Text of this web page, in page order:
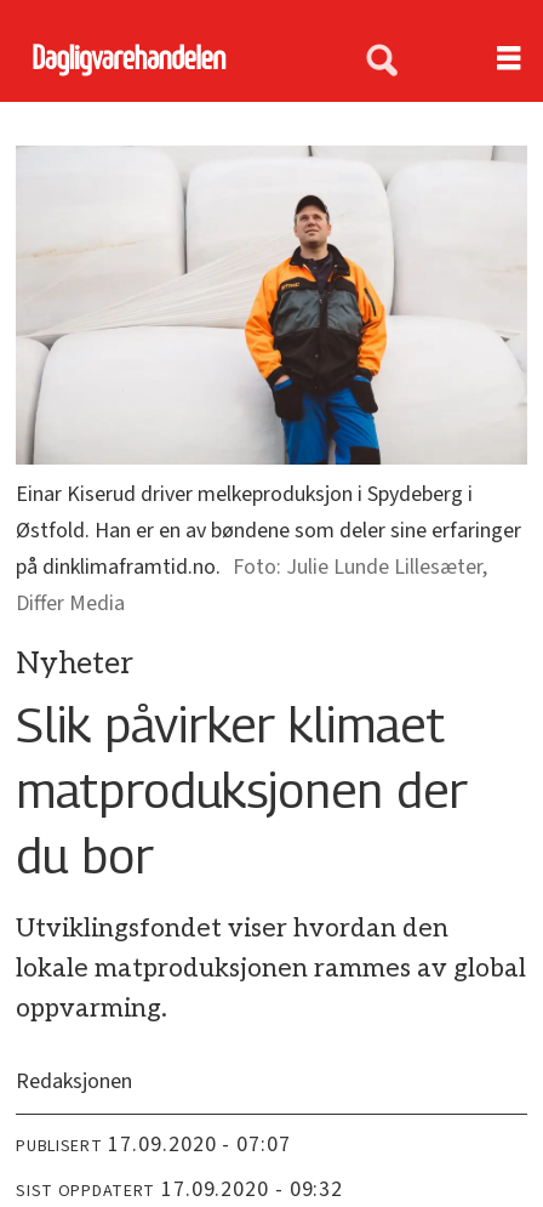
Einar Kiserud driver melkeproduksjon i Spydeberg i
Østfold. Han er en av bøndene som deler sine erfaringer
på dinklimaframtid.no.
Julie Lunde Lillesæter,
Differ Media
Nyheter
Slik påvirker klimaet
matproduksjonen der
du bor
Utviklingsfondet viser hvordan den
lokale matproduksjonen rammes av global
oppvarming.
Redaksjonen
PUBLISERT 17.09.2020 - 07:07
SIST OPPDATERT 17.09.2020 - 09:32